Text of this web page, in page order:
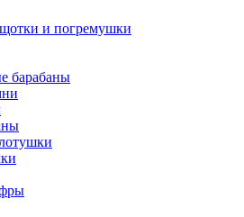
и погремушки
барабаны